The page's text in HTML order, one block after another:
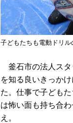
子どもたちも電動ドリル
釜石市の法人スタ
を知る良いきっか
た。仕事で子ども
は怖い面も持ち合
え。